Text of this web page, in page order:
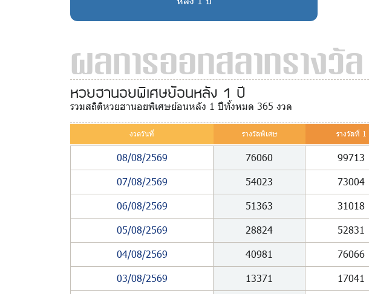
ผลการออกสลากรางวัล
หวยฮานอยพิเศษย้อนหลัง 1 ปี
รวมสถิติหวยฮานอยพิเศษย้อนหลัง 1 ปีทั้งหมด 365 งวด
งวดวันที่ รางวัลพิเศษ รางวัลที่ 1
08/08/2569 76060 99713
07/08/2569
54023 73004
06/08/2569
51363 31018
05/08/2569
28824 52831
04/08/2569
40981 76066
03/08/2569
13371 17041